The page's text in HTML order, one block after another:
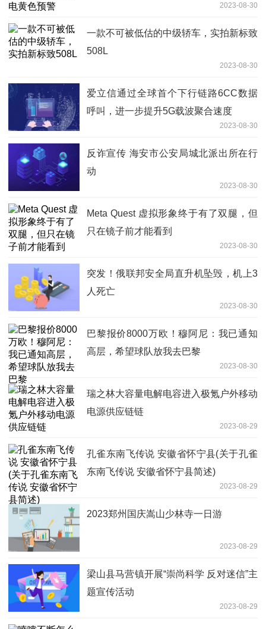
2023-08-30
一款不可被低估的中级轿车，实拍新标致
508L
2023-08-30
爱立信通过全球首个下行链路6CC数据
呼叫，进一步提升5G载波聚合速度
2023-08-30
反诈宣传 海安市公安局城北派出所在行
动
2023-08-30
Meta Quest 虚拟形象终于有了双腿，但
只在镜子前才能看到
2023-08-30
突发！俄联邦安全局直升机坠毁，机上3
人死亡
2023-08-30
巴黎报价8000万欧！穆阿尼：我已通知
高层，希望球队放我去巴黎
2023-08-30
瑞之林大容量电解电容进入极氪户外移动
电源供应链链
2023-08-29
孔雀东南飞传说 安徽省怀宁县(关于孔雀
东南飞传说 安徽省怀宁县简述)
2023-08-29
2023郑州国庆嵩山少林寺一日游
2023-08-29
梁山县马营镇开展“崇尚科学 反对迷信”主
题宣传活动
2023-08-29